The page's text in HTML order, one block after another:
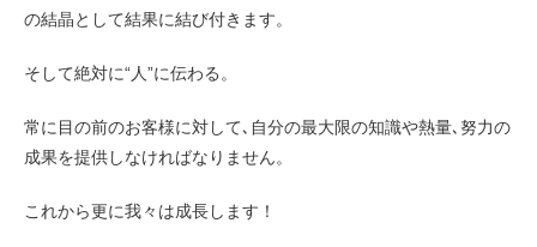
の結晶として結果に結び付きます。
そして絶対に“人”に伝わる。
常に目の前のお客様に対して､自分の最大限の知識や熱量､努力の
成果を提供しなければなりません。
これから更に我々は成長します！